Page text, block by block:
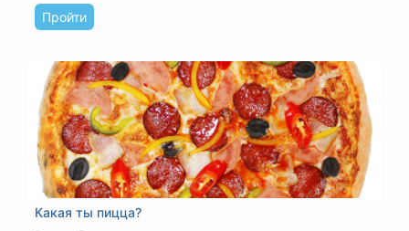
Пройти
Какая ты пицца?